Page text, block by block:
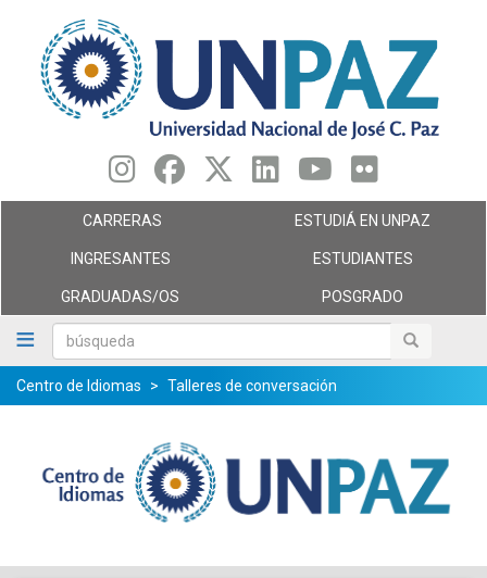
contenido
principal
búsqueda búsqueda
CARRERAS ESTUDIÁ EN UNPAZ
INGRESANTES ESTUDIANTES
GRADUADAS/OS POSGRADO
Centro de Idiomas Talleres de conversación